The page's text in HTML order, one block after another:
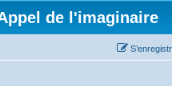
de l'imaginaire